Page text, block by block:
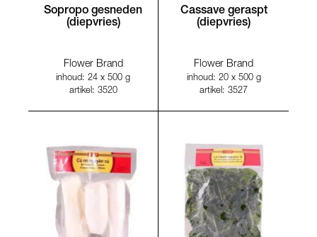
Sopropo gesneden
(diepvries)
Flower Brand
inhoud: 24 x 500 g
artikel: 3520
Cassave geraspt
(diepvries)
Flower Brand
inhoud: 20 x 500 g
artikel: 3527